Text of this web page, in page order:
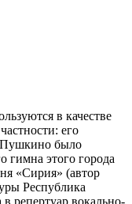
в качестве
его
Пушкино было
гимна этого города
«Сирия» (автор
Республика
репертуар вокально-